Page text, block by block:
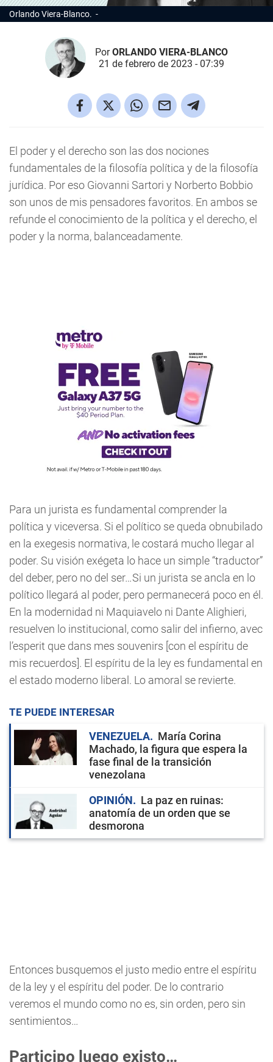
Orlando Viera-Blanco.
PorORLANDO VIERA-BLANCO
21 de febrero de 2023 - 07:39
El poder y el derecho son las dos nociones
fundamentales de la filosofía política y de la filosofía
jurídica. Por eso Giovanni Sartori y Norberto Bobbio
son unos de mis pensadores favoritos. En ambos se
refunde el conocimiento de la política y el derecho, el
poder y la norma, balanceadamente.
Para un jurista es fundamental comprender la
política y viceversa. Si el político se queda obnubilado
en la exegesis normativa, le costará mucho llegar al
poder. Su visión exégeta lo hace un simple “traductor”
del deber, pero no del ser…Si un jurista se ancla en lo
político llegará al poder, pero permanecerá poco en él.
En la modernidad ni Maquiavelo ni Dante Alighieri,
resuelven lo institucional, como salir del infierno, avec
l’esperit que dans mes souvenirs [con el espíritu de
mis recuerdos]. El espíritu de la ley es fundamental en
el estado moderno liberal. Lo amoral se revierte.
TE PUEDE INTERESAR
VENEZUELA
María Corina
Machado, la figura que espera la
fase final de la transición
venezolana
OPINIÓN
La paz en ruinas:
anatomía de un orden que se
desmorona
Entonces busquemos el justo medio entre el espíritu
de la ley y el espíritu del poder. De lo contrario
veremos el mundo como no es, sin orden, pero sin
sentimientos…
Participo luego existo…